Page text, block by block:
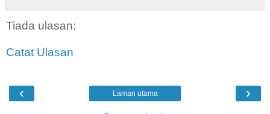
Tiada ulasan:
Catat Ulasan
‹ ›
Laman utama